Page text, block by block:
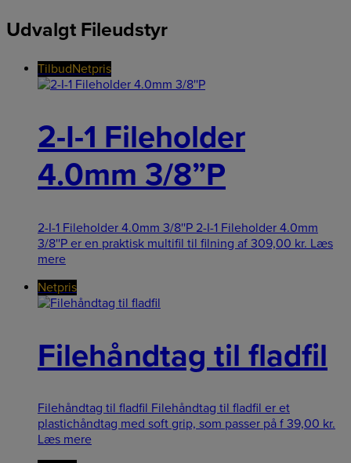
Udvalgt Fileudstyr
TilbudNetpris
2-I-1 Fileholder
4.0mm 3/8”P
2-I-1 Fileholder 4.0mm 3/8''P 2-I-1 Fileholder 4.0mm
3/8''P er en praktisk multifil til filning af 309,00 kr. Læs
mere
Netpris
Filehåndtag til fladfil
Filehåndtag til fladfil Filehåndtag til fladfil er et
plastichåndtag med soft grip, som passer på f 39,00 kr.
Læs mere